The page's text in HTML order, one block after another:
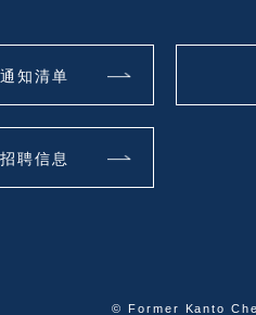
通知清单
招聘信息
© Former Kanto